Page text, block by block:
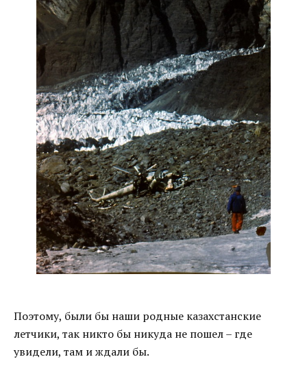
Поэтому, были бы наши родные казахстанские
летчики, так никто бы никуда не пошел – где
увидели, там и ждали бы.